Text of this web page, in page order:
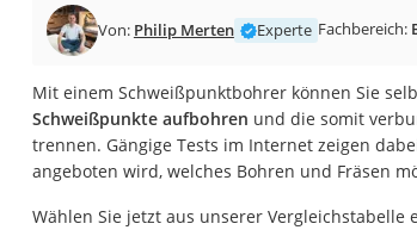
Von: Philip Merten Experte Fachbereich:
Mit einem Schweißpunktbohrer können Sie
Schweißpunkte aufbohren und die somit
trennen. Gängige Tests im Internet zeigen
angeboten wird, welches Bohren und Fräsen
Wählen Sie jetzt aus unserer Vergleichstabelle